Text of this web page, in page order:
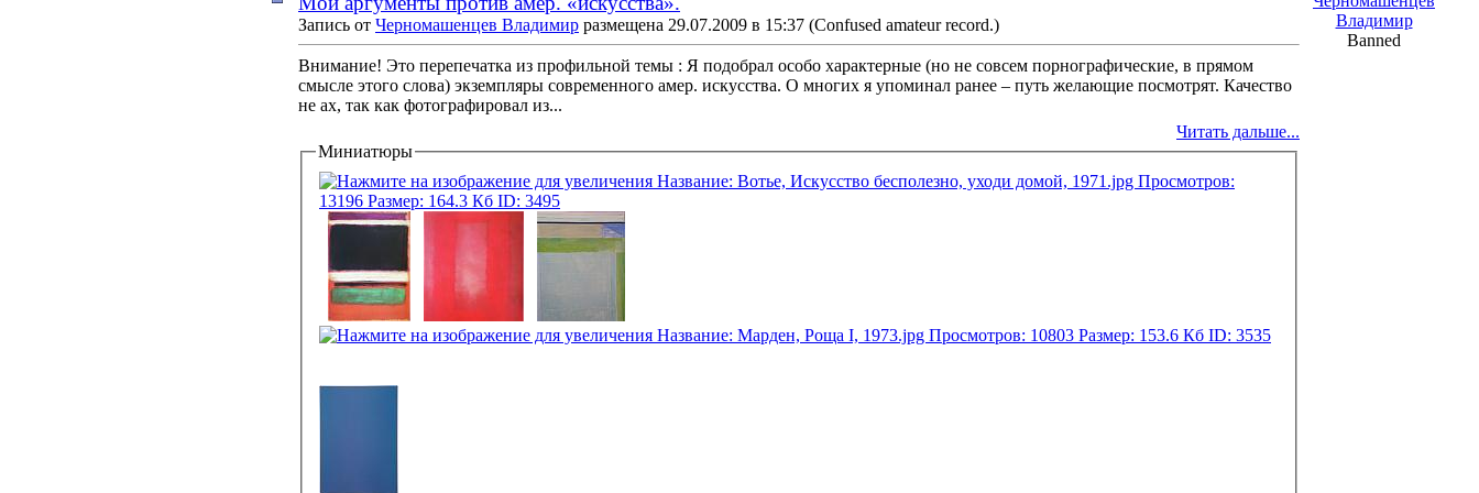
Запись от Черномашенцев Владимир размещена 29.07.2009 в 15:37 (Confused amateur record.)
Внимание! Это перепечатка из профильной темы : Я подобрал особо характерные (но не совсем порнографические, в прямом
смысле этого слова) экземпляры современного амер. искусства. О многих я упоминал ранее – путь желающие посмотрят. Качество
не ах, так как фотографировал из...
Читать дальше...
Миниатюры
Владимир
Banned